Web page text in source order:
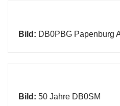
Bild: DB0PBG Papenburg
Bild: 50 Jahre DB0SM